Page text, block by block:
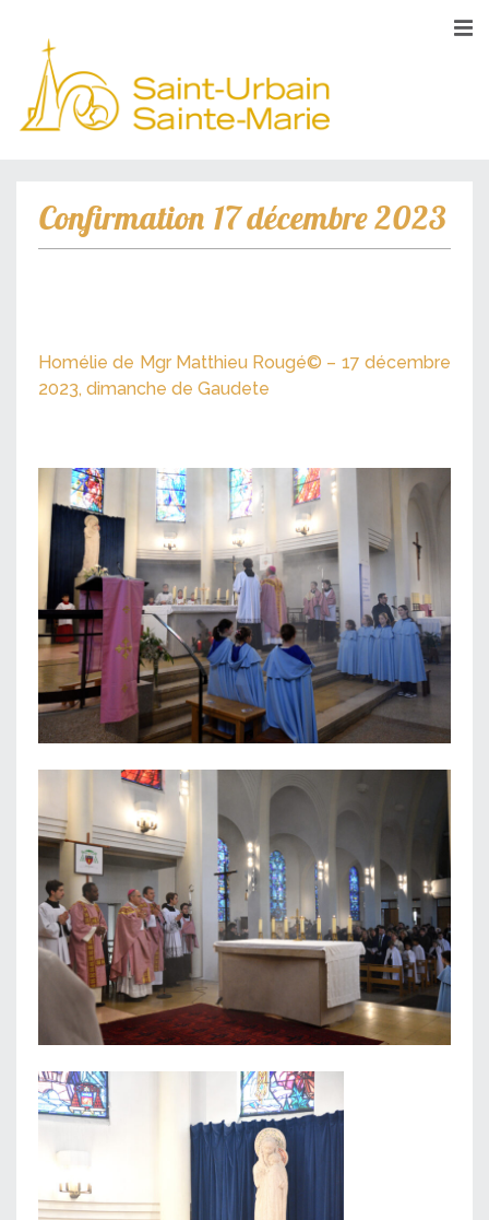
Confirmation 17 décembre 2023
Homélie de Mgr Matthieu Rougé©️ – 17 décembre
2023, dimanche de Gaudete